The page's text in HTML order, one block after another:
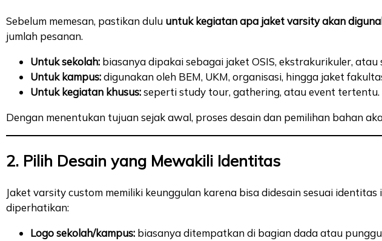
Sebelum memesan, pastikan dulu untuk kegiatan apa jaket varsity akan
jumlah pesanan.
Untuk sekolah: biasanya dipakai sebagai jaket OSIS, ekstrakurikuler, atau
Untuk kampus:digunakan oleh BEM, UKM, organisasi, hingga jaket
Untuk kegiatan khusus:seperti study tour, gathering, atau event tertentu.
Dengan menentukan tujuan sejak awal, proses desain dan pemilihan bahan
2. Pilih Desain yang Mewakili Identitas
Jaket varsity custom memiliki keunggulan karena bisa didesain sesuai
diperhatikan:
Logo sekolah/kampus: biasanya ditempatkan di bagian dada atau